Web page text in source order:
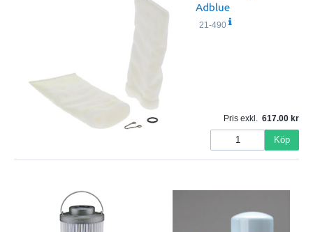
Adblue
21-490
Pris exkl. 617.00
Köp